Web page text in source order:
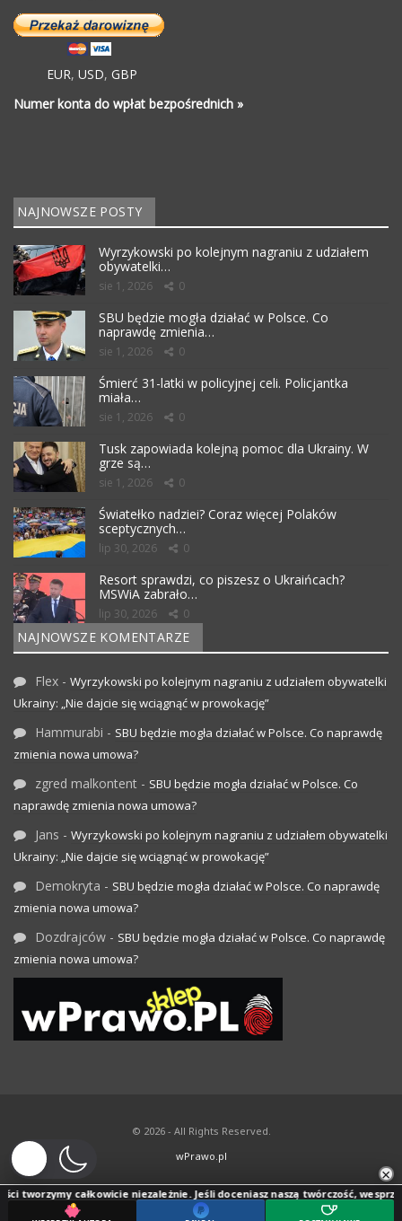
EUR, USD, GBP
Numer konta do wpłat bezpośrednich »
NAJNOWSZE POSTY
Wyrzykowski po kolejnym nagraniu z udziałem
obywatelki…
sie 1, 2026 0
SBU będzie mogła działać w Polsce. Co
naprawdę zmienia…
sie 1, 2026 0
Śmierć 31-latki w policyjnej celi. Policjantka
miała…
sie 1, 2026 0
Tusk zapowiada kolejną pomoc dla Ukrainy. W
grze są…
sie 1, 2026 0
Światełko nadziei? Coraz więcej Polaków
sceptycznych…
lip 30, 2026 0
Resort sprawdzi, co piszesz o Ukraińcach?
MSWiA zabrało…
lip 30, 2026 0
NAJNOWSZE KOMENTARZE
Flex - Wyrzykowski po kolejnym nagraniu z udziałem obywatelki
Ukrainy: „Nie dajcie się wciągnąć w prowokację”
Hammurabi - SBU będzie mogła działać w Polsce. Co naprawdę
zmienia nowa umowa?
zgred malkontent - SBU będzie mogła działać w Polsce. Co
naprawdę zmienia nowa umowa?
Jans - Wyrzykowski po kolejnym nagraniu z udziałem obywatelki
Ukrainy: „Nie dajcie się wciągnąć w prowokację”
Demokryta - SBU będzie mogła działać w Polsce. Co naprawdę
zmienia nowa umowa?
Dozdrajców - SBU będzie mogła działać w Polsce. Co naprawdę
zmienia nowa umowa?
© 2026 - All Rights Reserved.
wPrawo.pl
×
tworzymy całkowicie niezależnie. Jeśli doceniasz naszą twórczość, wesprzyj